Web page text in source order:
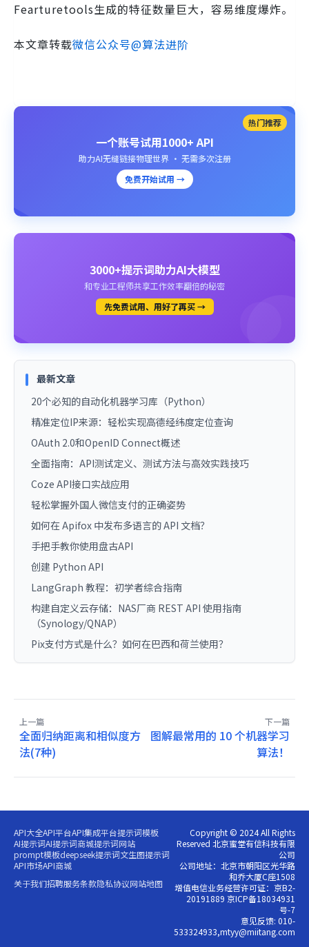
Fearturetools生成的特征数量巨大，容易维度爆炸。
本文章转载微信公众号@算法进阶
热门推荐
一个账号试用1000+ API
助力AI无缝链接物理世界 · 无需多次注册
免费开始试用 →
3000+提示词助力AI大模型
和专业工程师共享工作效率翻倍的秘密
先免费试用、用好了再买 →
最新文章
20个必知的自动化机器学习库（Python）
精准定位IP来源：轻松实现高德经纬度定位查询
OAuth 2.0和OpenID Connect概述
全面指南：API测试定义、测试方法与高效实践技巧
Coze API接口实战应用
轻松掌握外国人微信支付的正确姿势
如何在 Apifox 中发布多语言的 API 文档？
手把手教你使用盘古API
创建 Python API
LangGraph 教程：初学者综合指南
构建自定义云存储：NAS厂商 REST API 使用指南
（Synology/QNAP）
Pix支付方式是什么？如何在巴西和荷兰使用？
上一篇
全面归纳距离和相似度方
法(7种)
下一篇
图解最常用的 10 个机器学习
算法！
API大全API平台API集成平台提示词模板
AI提示词AI提示词商城提示词网站
prompt模板deepseek提示词文生图提示词
API市场API商城
关于我们招聘服务条款隐私协议网站地图
Copyright © 2024 All Rights
Reserved 北京蜜堂有信科技有限
公司
公司地址：北京市朝阳区光华路
和乔大厦C座1508
增值电信业务经营许可证：京B2-
20191889 京ICP备18034931
号-7
意见反馈: 010-
533324933,mtyy@miitang.com